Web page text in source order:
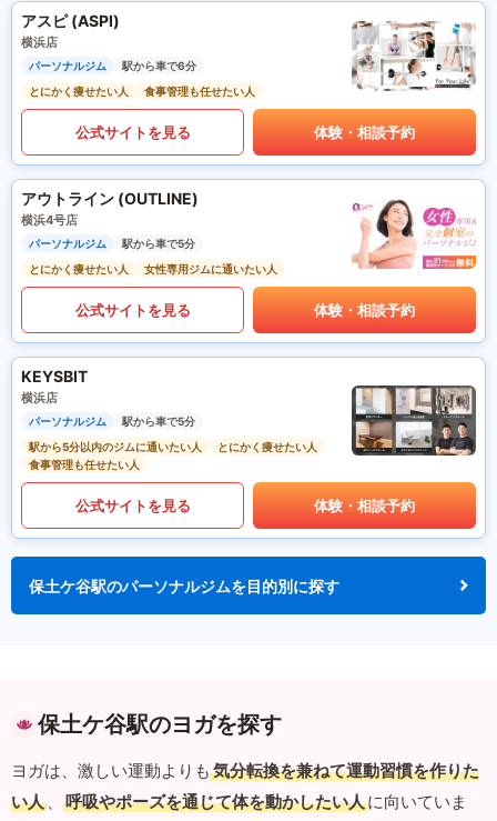
アスピ (ASPI)
横浜店
パーソナルジム
駅から車で6分
とにかく痩せたい人
食事管理も任せたい人
公式サイトを見る 体験・相談予約
アウトライン (OUTLINE)
横浜4号店
パーソナルジム
駅から車で5分
とにかく痩せたい人
女性専用ジムに通いたい人
公式サイトを見る 体験・相談予約
KEYSBIT
横浜店
パーソナルジム
駅から車で5分
駅から5分以内のジムに通いたい人
とにかく痩せたい人
食事管理も任せたい人
公式サイトを見る 体験・相談予約
保土ケ谷駅のパーソナルジムを目的別に探す
保土ケ谷駅のヨガを探す
ヨガは、激しい運動よりも 気分転換を兼ねて運動習慣を作りた
い人 、 呼吸やポーズを通じて体を動かしたい人に向いていま